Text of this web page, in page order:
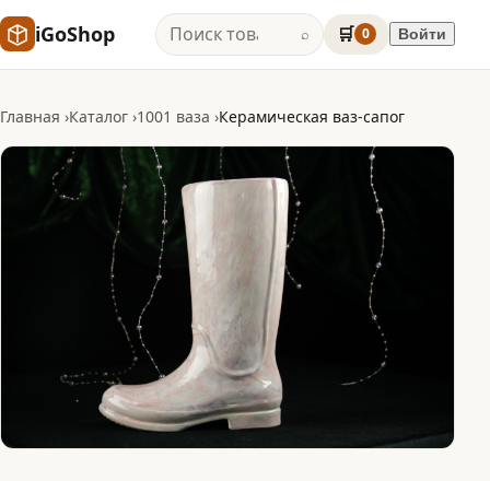
iGoShop ⌕ 🛒 0 Войти
Главная Каталог 1001 ваза Керамическая ваз-сапог